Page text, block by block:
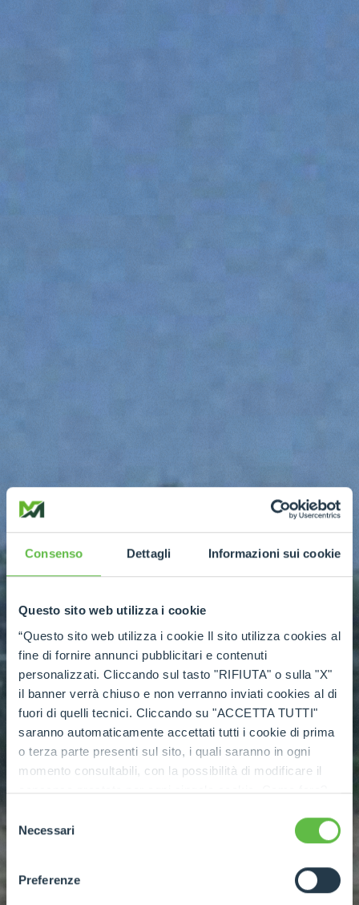
Consenso Dettagli Informazioni sui cookie
Questo sito web utilizza i cookie
“Questo sito web utilizza i cookie Il sito utilizza cookies al
fine di fornire annunci pubblicitari e contenuti
personalizzati. Cliccando sul tasto "RIFIUTA" o sulla "X"
il banner verrà chiuso e non verranno inviati cookies al di
fuori di quelli tecnici. Cliccando su "ACCETTA TUTTI"
saranno automaticamente accettati tutti i cookie di prima
o terza parte presenti sul sito, i quali saranno in ogni
momento consultabili, con la possibilità di modificare il
consenso prestato per ogni singolo cookie. Come fare?
ogni pagina, selezionare "Modifichi il suo consenso" e
dell'informativa completa nel footer presente in ogni
pagina. Per esercitare i diritti riconosciuti all'interessato ai
delNecessari
Preferenze